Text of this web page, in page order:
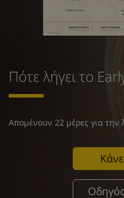
Πότε λήγει το
Απομένουν 22 μέρες για